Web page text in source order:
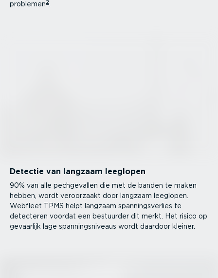
problemen2
Detectie van langzaam leeglopen
90% van alle pechge­vallen die met de banden te maken
hebben, wordt veroorzaakt door langzaam leeglopen.
Webfleet TPMS helpt langzaam spannings­verlies te
detecteren voordat een bestuurder dit merkt. Het risico op
gevaarlijk lage spannings­ni­veaus wordt daardoor kleiner.